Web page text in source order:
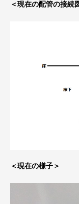
＜現在の配管の接続
＜現在の様子＞